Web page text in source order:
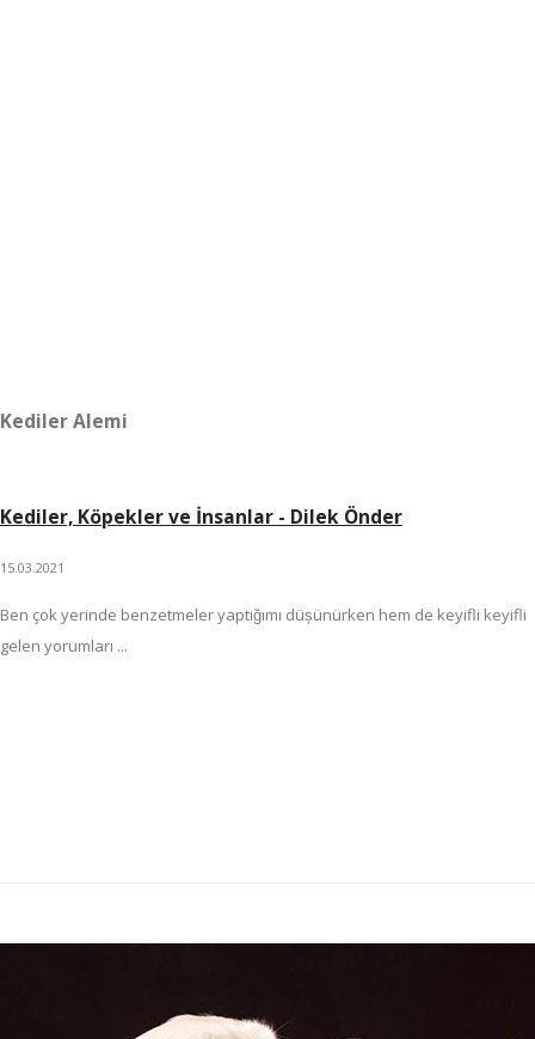
Kediler Alemi
Kediler, Köpekler ve İnsanlar - Dilek Önder
15.03.2021
Ben çok yerinde benzetmeler yaptığımı düșünürken hem de keyifli keyifli
gelen yorumları ...